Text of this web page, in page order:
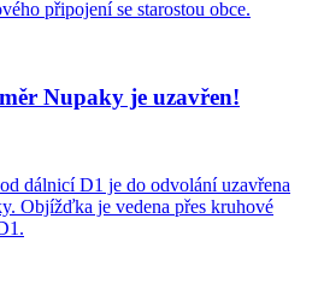
připojení se starostou obce.
Nupaky je uzavřen!
dálnicí D1 je do odvolání uzavřena
Objížďka je vedena přes kruhové